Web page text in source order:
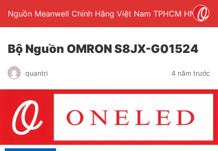
Nguồn Meanwell Chính Hãng Việt Nam TPHCM HN
Bộ Nguồn OMRON S8JX-G01524
quantri 4 năm trước